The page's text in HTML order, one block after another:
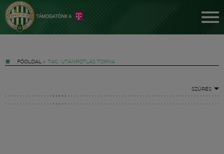
FŐOLDAL » TAG: UTÁNPÓTLÁS TORNA
SZŰRÉS